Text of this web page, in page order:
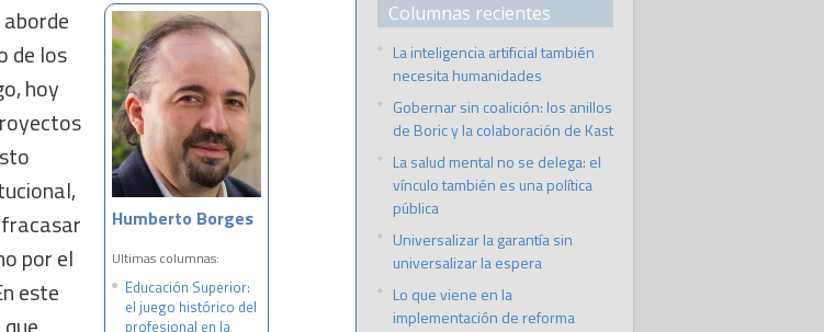
Humberto Borges
Ultimas columnas:
Educación Superior:
el juego histórico del
profesional en la
de los
hoy
por el
este
Columnas recientes
La inteligencia artificial también
necesita humanidades
Gobernar sin coalición: los anillos
de Boric y la colaboración de Kast
La salud mental no se delega: el
vínculo también es una política
pública
Universalizar la garantía sin
universalizar la espera
Lo que viene en la
implementación de reforma